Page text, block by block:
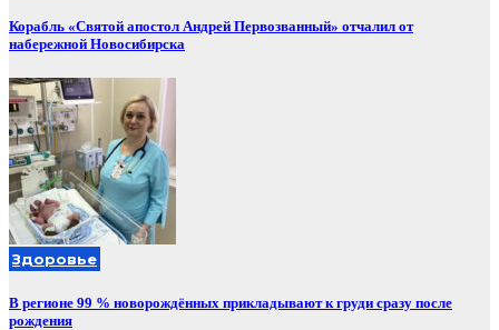
Корабль «Святой апостол Андрей Первозванный» отчалил от
набережной Новосибирска
Здоровье
В регионе 99 % новорождённых прикладывают к груди сразу после
рождения